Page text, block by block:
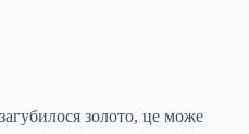
золото, це може